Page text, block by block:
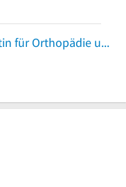
Dr.med. Melanie Krischer Fachärztin für Orthopädie und Unfallchirurgie